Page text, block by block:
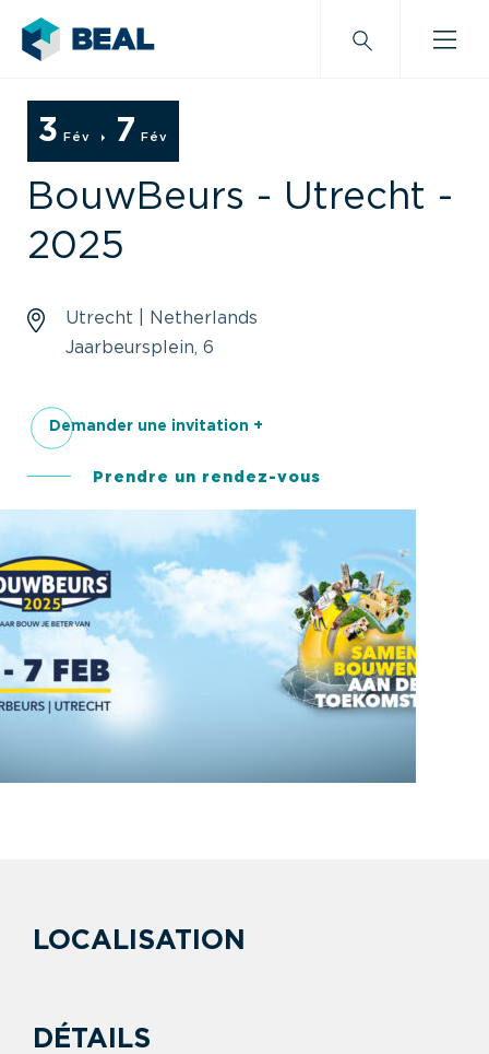
3 Fév 7 Fév
BouwBeurs - Utrecht -
2025
Utrecht | Netherlands
Jaarbeursplein, 6
Demander une invitation +
Prendre un rendez-vous
LOCALISATION
DÉTAILS